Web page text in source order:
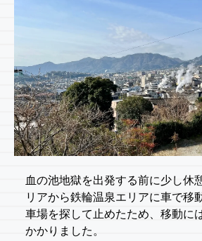
血の池地獄を出発する前に少し休
リアから鉄輪温泉エリアに車で移
車場を探して止めたため、移動に
かかりました。